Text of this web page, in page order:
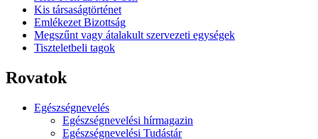
Kis társaságtörténet
Emlékezet Bizottság
Megszűnt vagy átalakult szervezeti egységek
Tiszteletbeli tagok
Rovatok
Egészségnevelés
Egészségnevelési hírmagazin
Egészségnevelési Tudástár